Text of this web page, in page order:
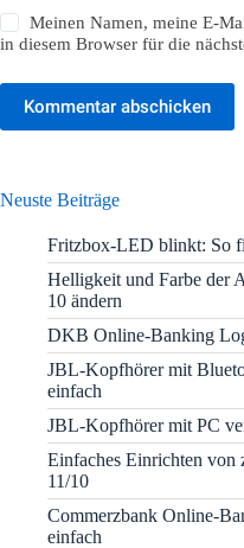
Meinen Namen, meine E-
in diesem Browser für die
Kommentar abschicken
Neuste Beiträge
Fritzbox-LED blinkt: So
Helligkeit und Farbe der
10 ändern
DKB Online-Banking
JBL-Kopfhörer mit
einfach
JBL-Kopfhörer mit PC
Einfaches Einrichten
11/10
Commerzbank Online-
einfach